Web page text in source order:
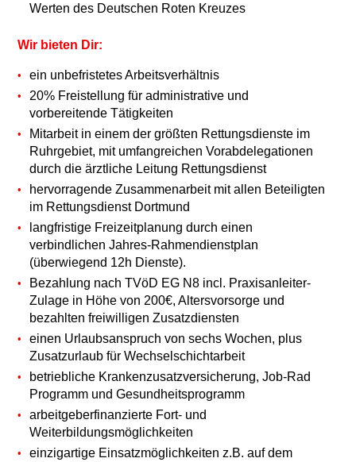
Werten des Deutschen Roten Kreuzes
Wir bieten Dir:
ein unbefristetes Arbeitsverhältnis
20% Freistellung für administrative und
vorbereitende Tätigkeiten
Mitarbeit in einem der größten Rettungsdienste im
Ruhrgebiet, mit umfangreichen Vorabdelegationen
durch die ärztliche Leitung Rettungsdienst
hervorragende Zusammenarbeit mit allen Beteiligten
im Rettungsdienst Dortmund
langfristige Freizeitplanung durch einen
verbindlichen Jahres-Rahmendienstplan
(überwiegend 12h Dienste).
Bezahlung nach TVöD EG N8 incl. Praxisanleiter-
Zulage in Höhe von 200€, Altersvorsorge und
bezahlten freiwilligen Zusatzdiensten
einen Urlaubsanspruch von sechs Wochen, plus
Zusatzurlaub für Wechselschichtarbeit
betriebliche Krankenzusatzversicherung, Job-Rad
Programm und Gesundheitsprogramm
arbeitgeberfinanzierte Fort- und
Weiterbildungsmöglichkeiten
einzigartige Einsatzmöglichkeiten z.B. auf dem